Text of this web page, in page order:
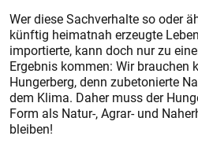
Wer diese Sachverhalte so oder
künftig heimatnah erzeugte
importierte, kann doch nur zu
Ergebnis kommen: Wir brauchen
Hungerberg, denn zubetonierte
dem Klima. Daher muss der
Form als Natur-, Agrar- und
bleiben!